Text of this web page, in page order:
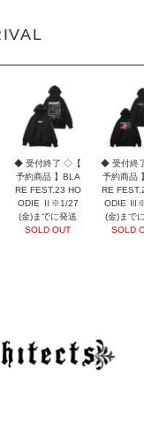
◆ 受付終了 ◇【
予約商品 】BLA
RE FEST.23 HO
ODIE Ⅱ※1/27
(金)までに発送
SOLD OUT
◆ 受付終
予約商品
RE
ODIE
(金)まで
SOLD